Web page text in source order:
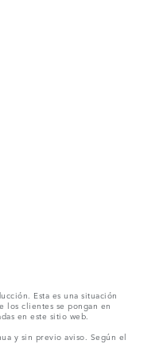
Esta es una situación
los clientes se pongan en
en este sitio web.
y sin previo aviso. Según el